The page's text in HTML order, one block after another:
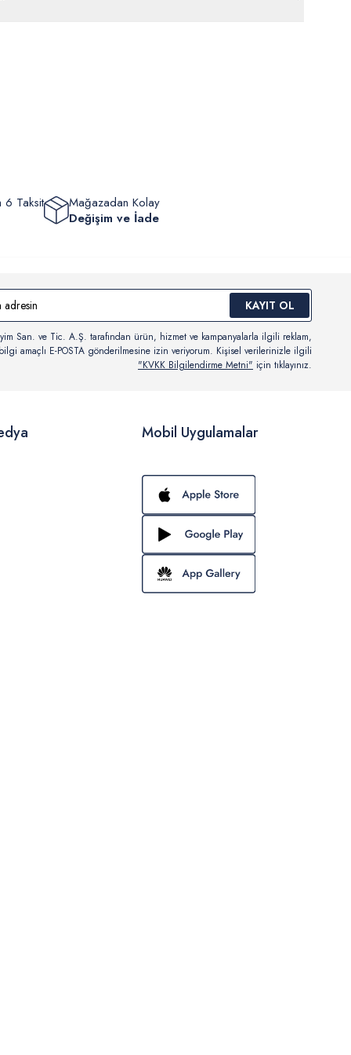
6 Taksit
Mağazadan Kolay
Değişim ve İade
KAYIT OL
San. ve Tic. A.Ş. tarafından ürün, hizmet ve kampanyalarla ilgili reklam,
amaçlı E-POSTA gönderilmesine izin veriyorum. Kişisel verilerinizle ilgili
"KVKK Bilgilendirme Metni" için tıklayınız.
Mobil Uygulamalar